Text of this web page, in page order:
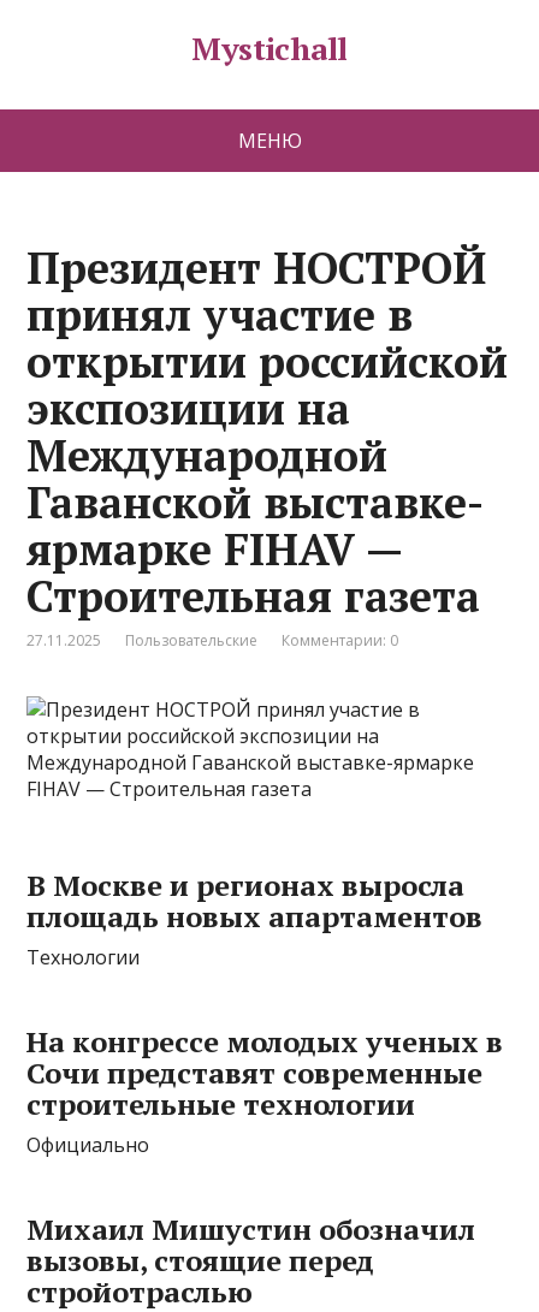
Mystichall
МЕНЮ
Президент НОСТРОЙ
принял участие в
открытии российской
экспозиции на
Международной
Гаванской выставке-
ярмарке FIHAV —
Строительная газета
27.11.2025 Пользовательские Комментарии: 0
В Москве и регионах выросла
площадь новых апартаментов
Технологии
На конгрессе молодых ученых в
Сочи представят современные
строительные технологии
Официально
Михаил Мишустин обозначил
вызовы, стоящие перед
стройотраслью